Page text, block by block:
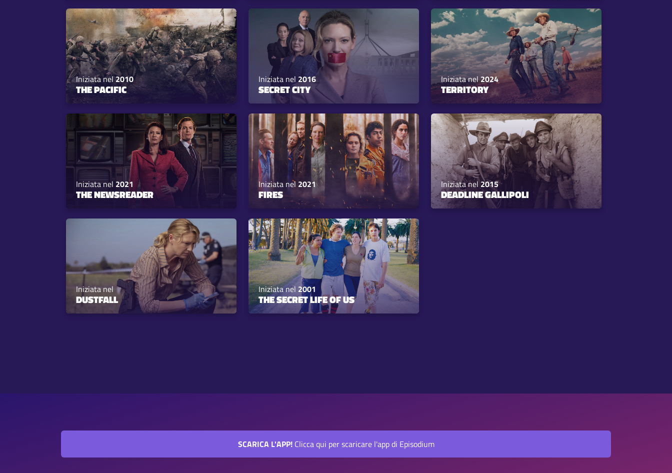
Iniziata nel2010
THE PACIFIC
Iniziata nel 2016
SECRET CITY
Iniziata nel2024
TERRITORY
Iniziata nel 2021
THE NEWSREADER
Iniziata nel 2021
FIRES
Iniziata nel2015
DEADLINE GALLIPOLI
Iniziata nel
DUSTFALL
Iniziata nel 2001
THE SECRET LIFE OF US
SCARICA L'APP!Clicca qui per scaricare l'app di Episodium